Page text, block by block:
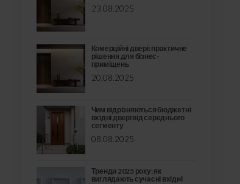
23.08.2025
Комерційні двері: практичне
рішення для бізнес-
приміщень
20.08.2025
Чим відрізняються бюджетні
вхідні двері від середнього
сегменту
08.08.2025
Тренди 2025 року: як
виглядають сучасні вхідні